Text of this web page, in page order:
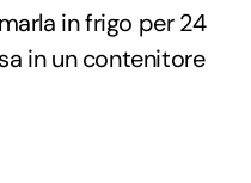
in frigo per 24
in un contenitore